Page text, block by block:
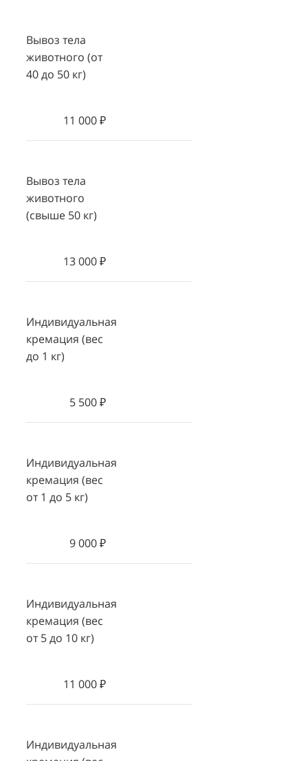
Вывоз тела
животного (от
40 до 50 кг)
11 000 ₽
Вывоз тела
животного
(свыше 50 кг)
13 000 ₽
Индивидуальная
кремация (вес
до 1 кг)
5 500 ₽
Индивидуальная
кремация (вес
от 1 до 5 кг)
9 000 ₽
Индивидуальная
кремация (вес
от 5 до 10 кг)
11 000 ₽
Индивидуальная